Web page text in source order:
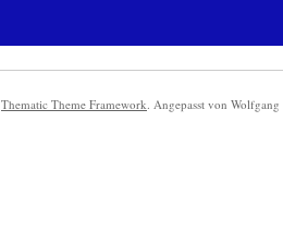
Thematic Theme Framework. Angepasst von